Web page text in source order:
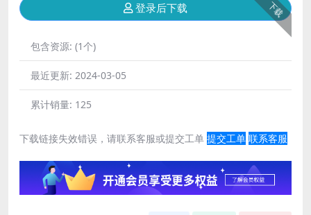
下载
登录后下载
包含资源: (1个)
最近更新: 2024-03-05
累计销量: 125
下载链接失效错误，请联系客服或提交工单 提交工单 联系客服